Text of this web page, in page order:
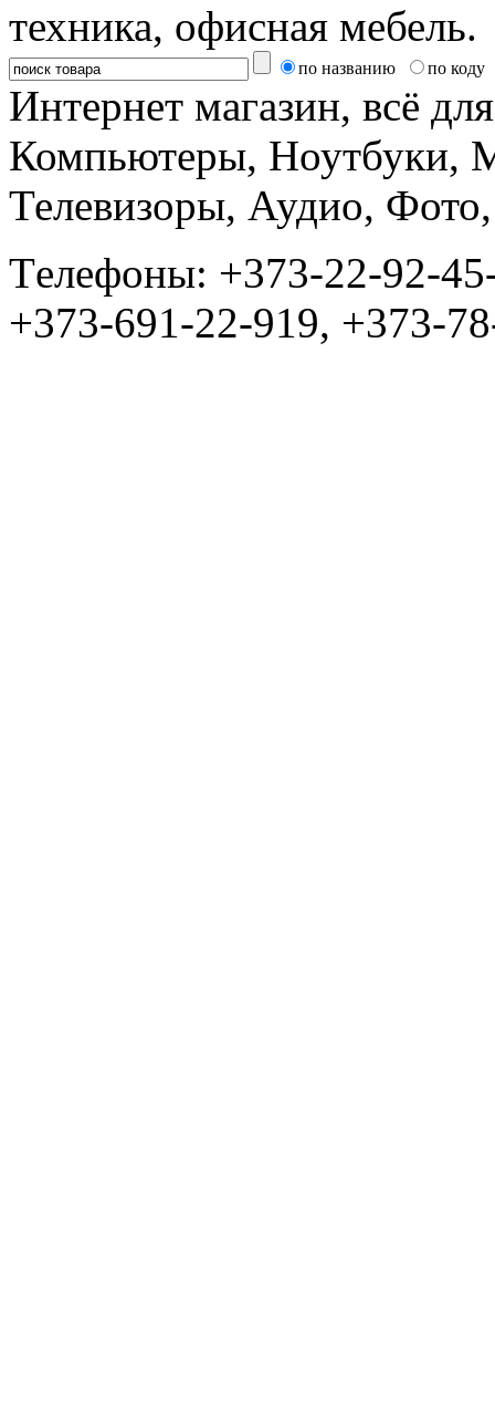
техника, офисная мебель.
по названию по коду
Интернет магазин, всё
Компьютеры, Ноутбуки,
Телевизоры, Аудио,
Tелефоны: +373-22-92-
+373-691-22-919, +373-